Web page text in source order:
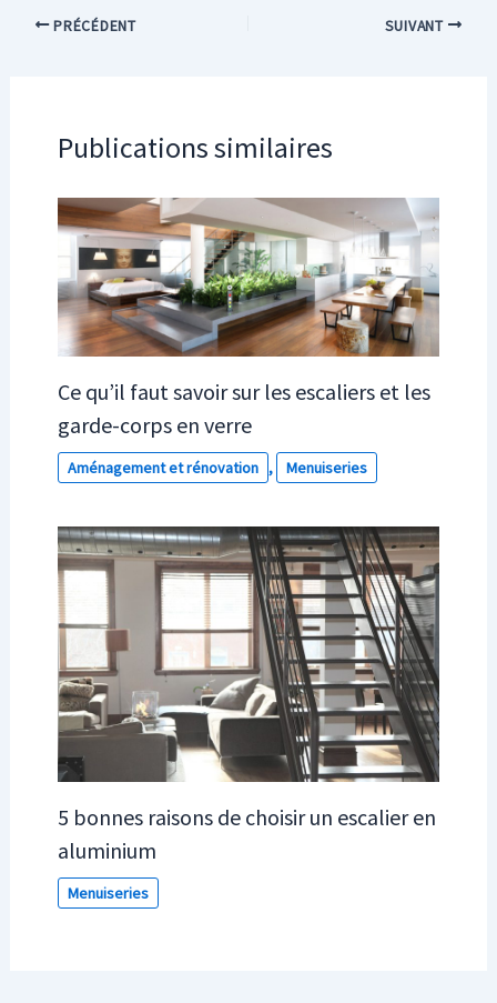
PRÉCÉDENT SUIVANT
Publications similaires
Ce qu’il faut savoir sur les escaliers et les
garde-corps en verre
Aménagement et rénovation , Menuiseries
5 bonnes raisons de choisir un escalier en
aluminium
Menuiseries